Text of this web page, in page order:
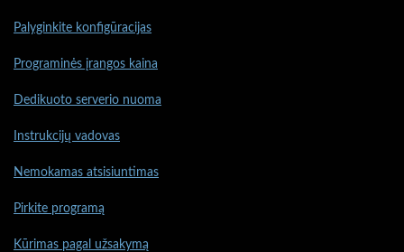
Palyginkite konfigūracijas
Programinės įrangos kaina
Dedikuoto serverio nuoma
Instrukcijų vadovas
Nemokamas atsisiuntimas
Pirkite programą
Kūrimas pagal užsakymą